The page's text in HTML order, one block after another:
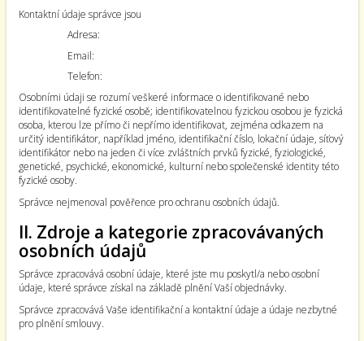
Kontaktní údaje správce jsou
Adresa:
Email:
Telefon:
Osobními údaji se rozumí veškeré informace o identifikované nebo
identifikovatelné fyzické osobě; identifikovatelnou fyzickou osobou je fyzická
osoba, kterou lze přímo či nepřímo identifikovat, zejména odkazem na
určitý identifikátor, například jméno, identifikační číslo, lokační údaje, síťový
identifikátor nebo na jeden či více zvláštních prvků fyzické, fyziologické,
genetické, psychické, ekonomické, kulturní nebo společenské identity této
fyzické osoby.
Správce nejmenoval pověřence pro ochranu osobních údajů.
II. Zdroje a kategorie zpracovávaných
osobních údajů
Správce zpracovává osobní údaje, které jste mu poskytl/a nebo osobní
údaje, které správce získal na základě plnění Vaší objednávky.
Správce zpracovává Vaše identifikační a kontaktní údaje a údaje nezbytné
pro plnění smlouvy.